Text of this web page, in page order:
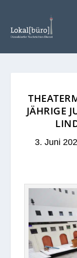
JÄHRIGE
3. Juni